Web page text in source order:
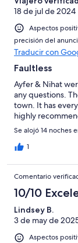
18 de jul de 2024
Aspectos
precisión del
Traducir con
Faultless
Ayfer & Nihat
any questions.
town. It has
highly
Se alojó 14 noches
1
Comentario
10/10
Lindsey B.
3 de may de
Aspectos